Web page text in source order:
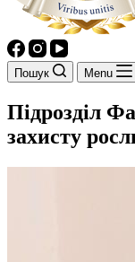
Пошук Menu
Підрозділ
захисту